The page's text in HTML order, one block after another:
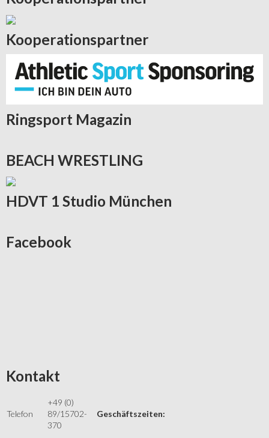
Kooperationspartner
Ringsport Magazin
BEACH WRESTLING
HDVT 1 Studio München
Facebook
Kontakt
Telefon
+49 (0)
89/15702-
370
Geschäftszeiten: